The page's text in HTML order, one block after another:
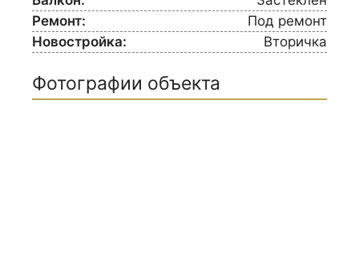
Ремонт:
Под ремонт
Новостройка:
Вторичка
Фотографии объекта